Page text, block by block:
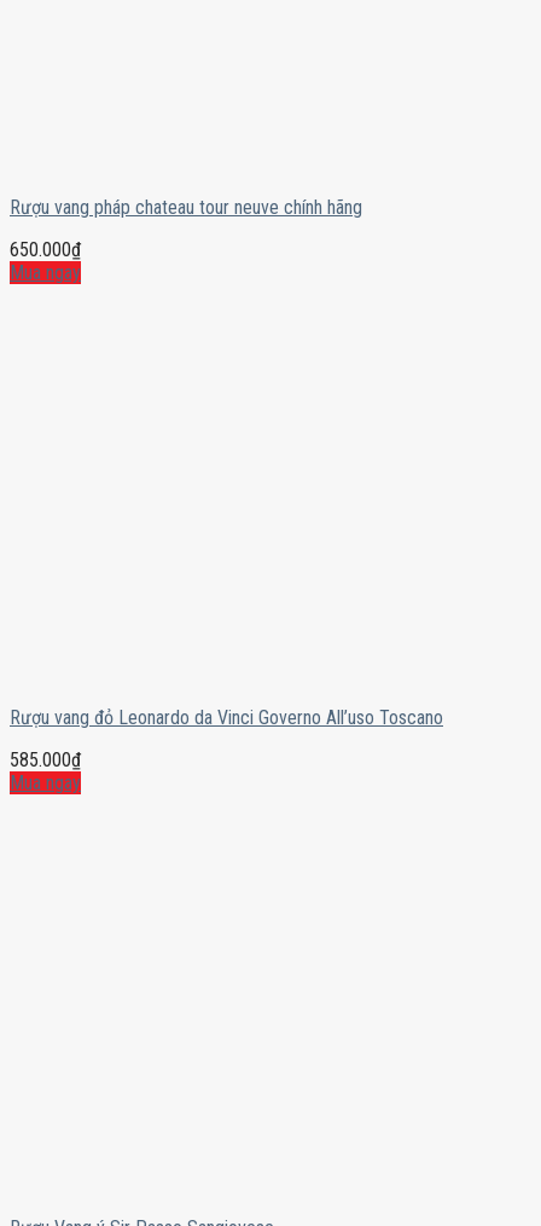
Rượu vang pháp chateau tour neuve chính hãng
650.000₫
Mua ngay
Rượu vang đỏ Leonardo da Vinci Governo All’uso Toscano
585.000₫
Mua ngay